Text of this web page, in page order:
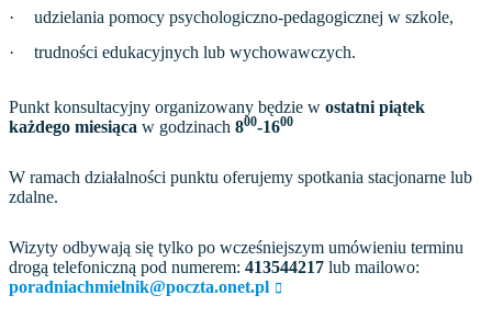
·
udzielania pomocy psychologiczno-pedagogicznej w szkole,
·
trudności edukacyjnych lub wychowawczych.
Punkt konsultacyjny organizowany będzie w ostatni piątek
każdego miesiąca w godzinach 800-1600
W ramach działalności punktu oferujemy spotkania stacjonarne lub
zdalne.
Wizyty odbywają się tylko po wcześniejszym umówieniu terminu
drogą telefoniczną pod numerem: 413544217lub mailowo:
poradniachmielnik@poczta.onet.pl